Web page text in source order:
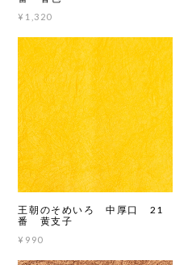
¥1,320
王朝のそめいろ 中厚口 21
番 黄支子
¥990